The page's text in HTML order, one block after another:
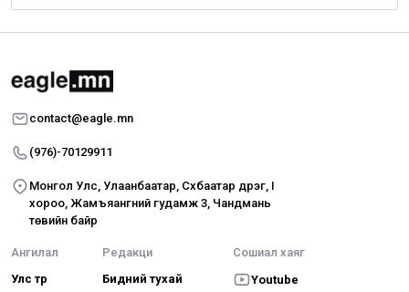
contact@eagle.mn
(976)-70129911
Монгол Улс, Улаанбаатар, Сүхбаатар дүүрэг, I
хороо, Жамъяангүний гудамж 3, Чандмань
төвийн байр
Ангилал
Улс төр
Редакци
Бидний тухай
Сошиал хаяг
Youtube